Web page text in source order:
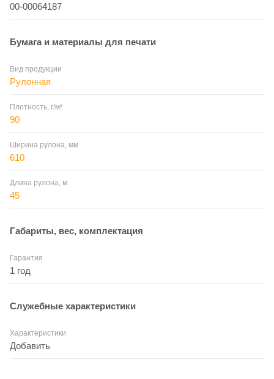
00-00064187
Бумага и материалы для печати
Вид продукции
Рулонная
Плотность, г/м²
90
Ширина рулона, мм
610
Длина рулона, м
45
Габариты, вес, комплектация
Гарантия
1 год
Служебные характеристики
Характеристики
Добавить